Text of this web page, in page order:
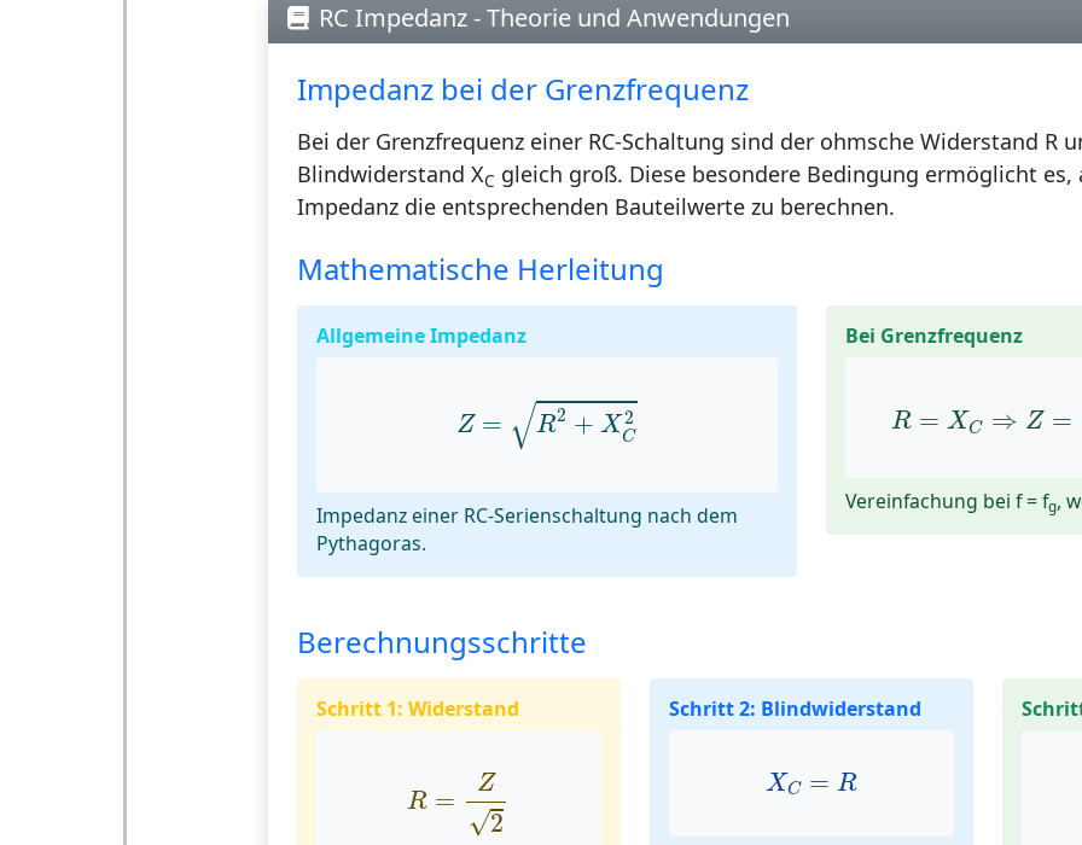
RC Impedanz - Theorie und Anwendungen
Impedanz bei der Grenzfrequenz
Bei der Grenzfrequenz einer RC-Schaltung sind der ohmsche Widerstand R
Blindwiderstand XC gleich groß. Diese besondere Bedingung ermöglicht es,
Impedanz die entsprechenden Bauteilwerte zu berechnen.
Mathematische Herleitung
Allgemeine Impedanz
Z = √R2 + X 2
C
2+XC2
Impedanz einer RC-Serienschaltung nach dem
Pythagoras.
Bei Grenzfrequenz
R = XC ⇒ Z =
Vereinfachung bei f = fg,
Berechnungsschritte
Schritt 1: Widerstand
R =
Z
√2
2
Schritt 2: Blindwiderstand
XC = R
X R